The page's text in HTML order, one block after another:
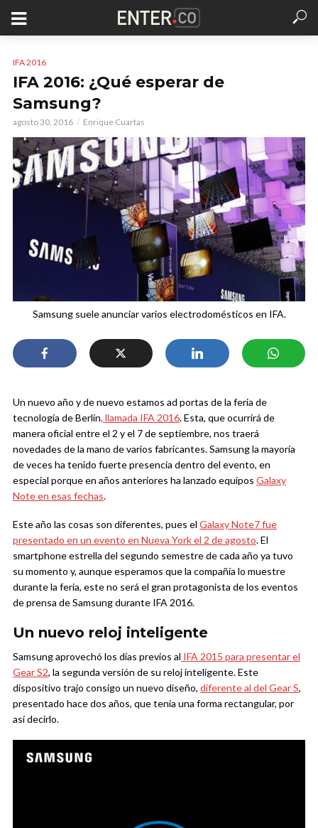
IFA 2016
IFA 2016: ¿Qué esperar de
Samsung?
agosto 30, 2016 Enrique Cuartas
Samsung suele anunciar varios electrodomésticos en IFA.
Un nuevo año y de nuevo estamos ad portas de la feria de
tecnología de Berlín, llamada IFA 2016. Esta, que ocurrirá de
manera oficial entre el 2 y el 7 de septiembre, nos traerá
novedades de la mano de varios fabricantes. Samsung la mayoría
de veces ha tenido fuerte presencia dentro del evento, en
especial porque en años anteriores ha lanzado equipos Galaxy
Note en esas fechas.
Este año las cosas son diferentes, pues el Galaxy Note7 fue
presentado en un evento en Nueva York el 2 de agosto. El
smartphone estrella del segundo semestre de cada año ya tuvo
su momento y, aunque esperamos que la compañía lo muestre
durante la feria, este no será el gran protagonista de los eventos
de prensa de Samsung durante IFA 2016.
Un nuevo reloj inteligente
Samsung aprovechó los días previos al IFA 2015 para presentar el
Gear S2, la segunda versión de su reloj inteligente. Este
dispositivo trajo consigo un nuevo diseño, diferente al del Gear S,
presentado hace dos años, que tenía una forma rectangular, por
así decirlo.